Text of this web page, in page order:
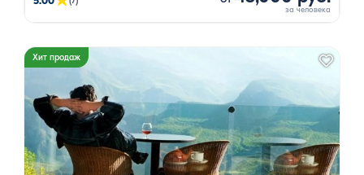
Хит продаж